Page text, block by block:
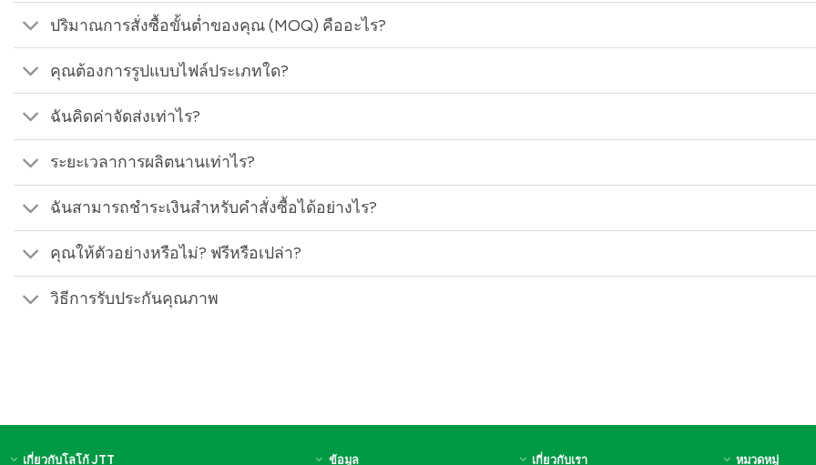
ปริมาณการสั่งซื้อขั้นต่ำของคุณ (MOQ) คืออะไร?
คุณต้องการรูปแบบไฟล์ประเภทใด?
ฉันคิดค่าจัดส่งเท่าไร?
ระยะเวลาการผลิตนานเท่าไร?
ฉันสามารถชำระเงินสำหรับคำสั่งซื้อได้อย่างไร?
คุณให้ตัวอย่างหรือไม่? ฟรีหรือเปล่า?
วิธีการรับประกันคุณภาพ
เกี่ยวกับโลโก้ JTT ข้อมูล เกี่ยวกับเรา หมวดหมู่